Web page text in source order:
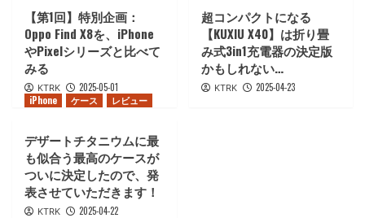
【第1回】特別企画：
Oppo Find X8を、iPhone
やPixelシリーズと比べて
みる
KTRK 2025-05-01
超コンパクトになる
【KUXIU X40】は折り畳
み式3in1充電器の決定版
かもしれない…
KTRK
2025-04-23
iPhone
ケース レビュー
デザートチタニウムに最
も似合う最高のケースが
ついに決定したので、発
表させていただきます！
KTRK 2025-04-22